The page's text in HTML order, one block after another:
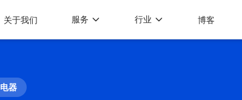
关于我们 服务 行业 博客
器